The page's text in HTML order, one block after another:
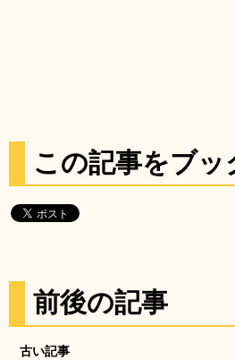
この記事をブ
前後の記事
古い記事